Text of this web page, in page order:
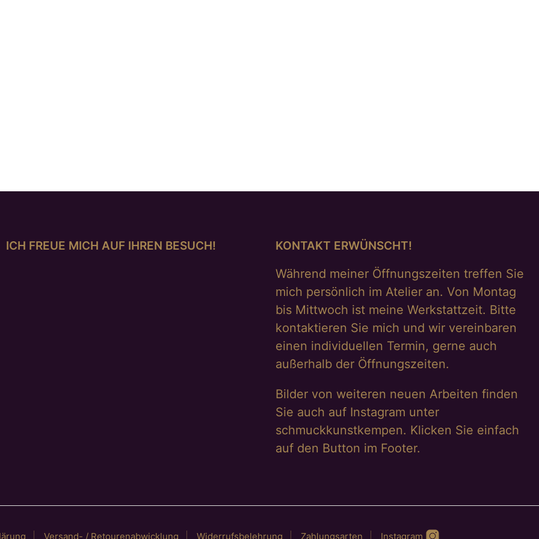
ICH FREUE MICH AUF IHREN BESUCH! KONTAKT ERWÜNSCHT!
Während meiner Öffnungszeiten treffen Sie
mich persönlich im Atelier an. Von Montag
bis Mittwoch ist meine Werkstattzeit. Bitte
kontaktieren Sie mich und wir vereinbaren
einen individuellen Termin, gerne auch
außerhalb der Öffnungszeiten.
Bilder von weiteren neuen Arbeiten finden
Sie auch auf Instagram unter
schmuckkunstkempen. Klicken Sie einfach
auf den Button im Footer.
Versand- / Retourenabwicklung Widerrufsbelehrung Zahlungsarten Instagram